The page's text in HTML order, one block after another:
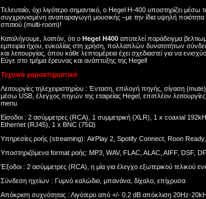
Τελευταίο, όχι λιγότερο σημαντικό, ο Hegel H-400 υποστηρίζει μέσω
συγχρονισμένη αναπαραγωγή μουσικής –με την ίδια υψηλή ποιότητα
σπιτιού (multi-room)!
Καταλήγουμε, λοιπόν, ότι ο Hegel H400αποτελεί παράδειγμα
εμπειρία ήχου, ευκολίας στη χρήση, πολλαπλών δυνατοτήτων
και λειτουργίας, όπου κάθε λεπτομέρεια έχει σχεδιαστεί για να
Εύγε στο τμήμα έρευνας και ανάπτυξης της Hegel!
Τεχνικά χαρακτηριστικά
Λειτουργίες τηλεχειριστηρίου : Ένταση, επιλογή πηγής, σίγαση
μέσω USB, έλεγχος πηγών της εταιρείας Hegel, επιπλέον
menu
Είσοδοι : 2 ασύμμετρες (RCA), 1 συμμετρική (XLR), 1 x coaxial
Ethernet (RJ45), 1 x BNC (75Ω)
Υπηρεσίες ροής (streaming): AirPlay 2, Spotify Connect, Roon
Υποστηριζόμενα format ροής: MP3, WAV, FLAC, ALAC, AIFF, DSF,
Έξοδοι : 2 ασύμμετρες (RCA), η μία για έλεγχο εξωτερικού τελικού
Σύνδεση ηχείων : Γυμνό καλώδιο, μπανάνα, δίχαλο, επίχρυσα
Απόκριση συχνότητας : Λιγότερο από +/- 0.2 dB απόκλιση 20Hz-